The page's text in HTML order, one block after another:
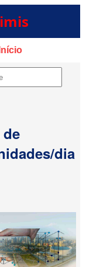
Início
dia